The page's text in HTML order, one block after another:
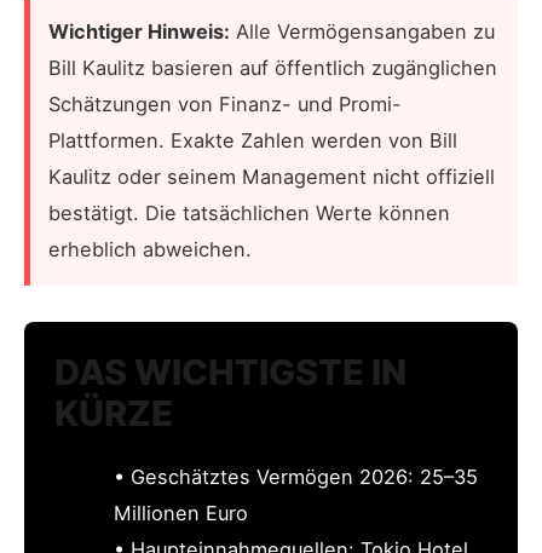
Wichtiger Hinweis: Alle Vermögensangaben zu
Bill Kaulitz basieren auf öffentlich zugänglichen
Schätzungen von Finanz- und Promi-
Plattformen. Exakte Zahlen werden von Bill
Kaulitz oder seinem Management nicht offiziell
bestätigt. Die tatsächlichen Werte können
erheblich abweichen.
DAS WICHTIGSTE IN
KÜRZE
• Geschätztes Vermögen 2026: 25–35
Millionen Euro